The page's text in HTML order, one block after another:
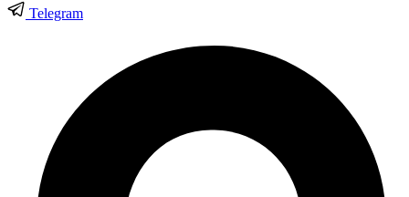
Telegram